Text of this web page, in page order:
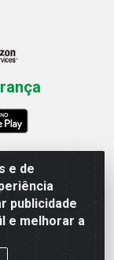
e de
publicidade
e melhorar a
Filho, 291 -
- CNPJ